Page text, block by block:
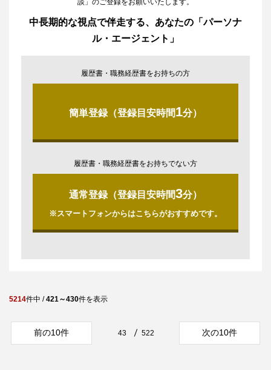
談」のご登録をお願いいたします。
中長期的な視点で伴走する、あなたの「パーソナ
ル・エージェント」
履歴書・職務経歴書をお持ちの方
簡単登録（登録目安時間1分）
履歴書・職務経歴書をお持ちでない方
通常登録（登録目安時間3分）
※スマートフォンからはこちらがおすすめです。
5214件中 /421～430件を表示
前の10件 43 522 次の10件